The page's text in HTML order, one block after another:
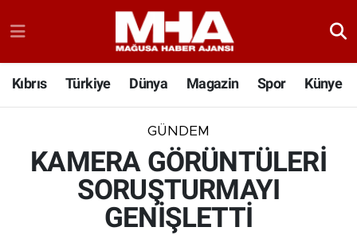
Kıbrıs Türkiye Dünya Magazin Spor Künye
GÜNDEM
KAMERA GÖRÜNTÜLERİ
SORUŞTURMAYI
GENİŞLETTİ